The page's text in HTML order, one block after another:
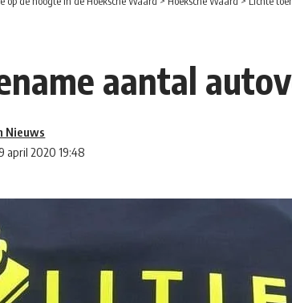
aantal
april 2020 19:48
Nieuws